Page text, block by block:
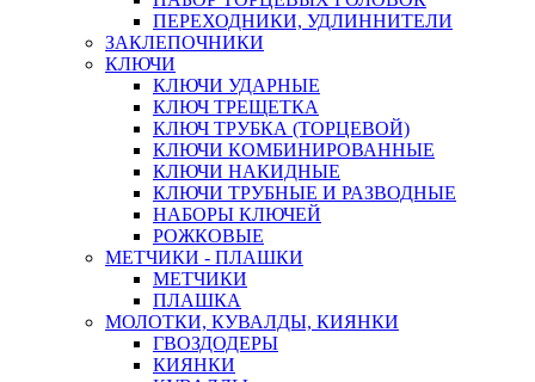
ПЕРЕХОДНИКИ, УДЛИННИТЕЛИ
ЗАКЛЕПОЧНИКИ
КЛЮЧИ
КЛЮЧИ УДАРНЫЕ
КЛЮЧ ТРЕЩЕТКА
КЛЮЧ ТРУБКА (ТОРЦЕВОЙ)
КЛЮЧИ КОМБИНИРОВАННЫЕ
КЛЮЧИ НАКИДНЫЕ
КЛЮЧИ ТРУБНЫЕ И РАЗВОДНЫЕ
НАБОРЫ КЛЮЧЕЙ
РОЖКОВЫЕ
МЕТЧИКИ - ПЛАШКИ
МЕТЧИКИ
ПЛАШКА
МОЛОТКИ, КУВАЛДЫ, КИЯНКИ
ГВОЗДОДЕРЫ
КИЯНКИ